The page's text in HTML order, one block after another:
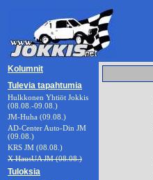
Kolumnit
Tulevia tapahtumia
Hulkkonen Yhtiöt Jokkis
(08.08.-09.08.)
JM-Huha (09.08.)
AD-Center Auto-Din JM
(09.08.)
KRS JM (08.08.)
X HausUA JM (08.08.)
Tuloksia